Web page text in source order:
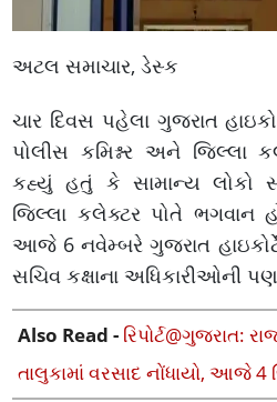
અટલ સમાચાર, ડેસ્ક
ચાર દિવસ પહેલા ગુજરાત
પોલીસ કમિશ્નર અને જિલ્લા
કહ્યું હતું કે સામાન્ય લોકો
જિલ્લા કલેક્ટર પોતે ભગવાન
આજે 6 નવેમ્બરે ગુજરાત
સચિવ કક્ષાના અધિકારીઓની
Also Read - રિપોર્ટ@ગુજરાત:
તાલુકામાં વરસાદ નોંધાયો, આજે 4